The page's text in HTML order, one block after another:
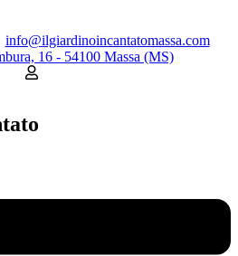
info@ilgiardinoincantatomassa.com
16 - 54100 Massa (MS)